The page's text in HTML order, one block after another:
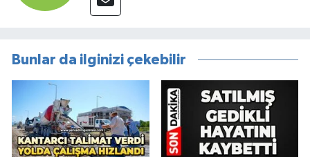
Bunlar da ilginizi çekebilir